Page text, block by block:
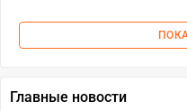
Главные новости